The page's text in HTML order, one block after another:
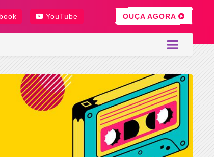
YouTube OUÇA AGORA